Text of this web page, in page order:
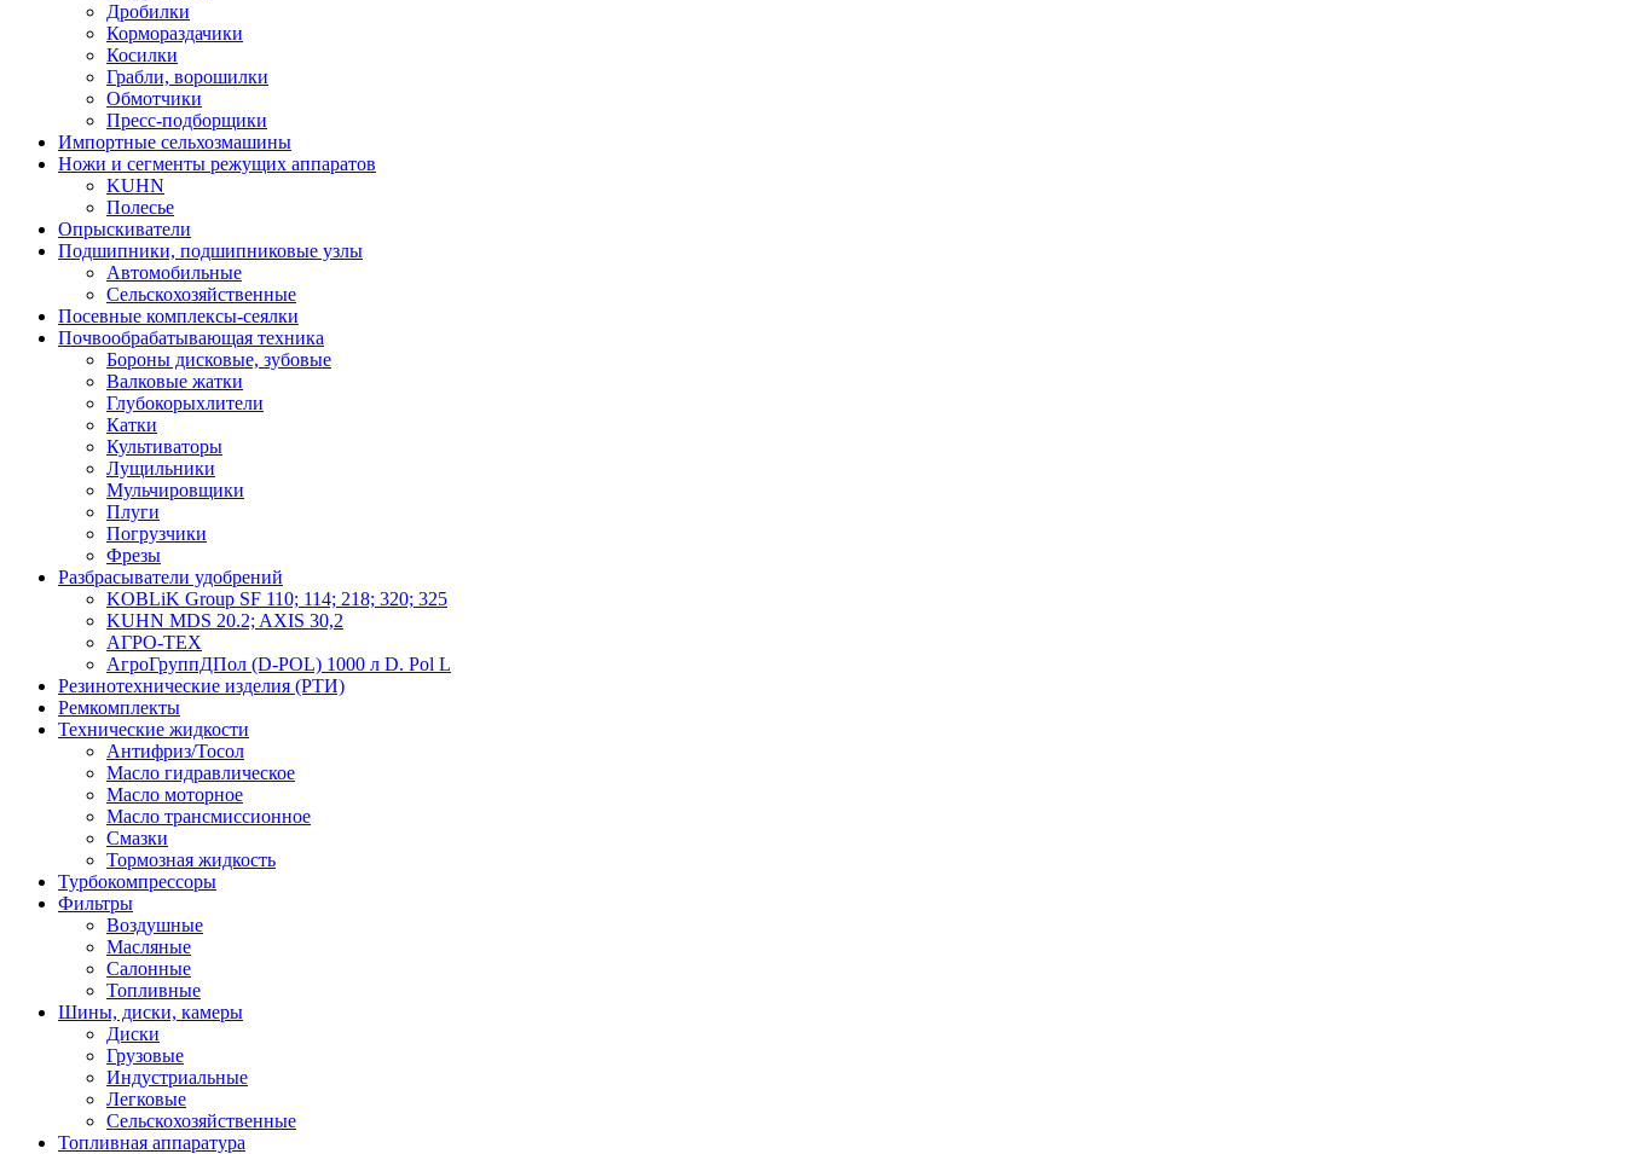
Дробилки
Кормораздачики
Косилки
Грабли, ворошилки
Обмотчики
Пресс-подборщики
Импортные сельхозмашины
Ножи и сегменты режущих аппаратов
KUHN
Полесье
Опрыскиватели
Подшипники, подшипниковые узлы
Автомобильные
Сельскохозяйственные
Посевные комплексы-сеялки
Почвообрабатывающая техника
Бороны дисковые, зубовые
Валковые жатки
Глубокорыхлители
Катки
Культиваторы
Лущильники
Мульчировщики
Плуги
Погрузчики
Фрезы
Разбрасыватели удобрений
KOBLiK Group SF 110; 114; 218; 320; 325
KUHN MDS 20.2; AXIS 30,2
АГРО-ТЕХ
АгроГруппДПол (D-POL) 1000 л D. Pol L
Резинотехнические изделия (РТИ)
Ремкомплекты
Технические жидкости
Антифриз/Тосол
Масло гидравлическое
Масло моторное
Масло трансмиссионное
Смазки
Тормозная жидкость
Турбокомпрессоры
Фильтры
Воздушные
Масляные
Салонные
Топливные
Шины, диски, камеры
Диски
Грузовые
Индустриальные
Легковые
Сельскохозяйственные
Топливная аппаратура